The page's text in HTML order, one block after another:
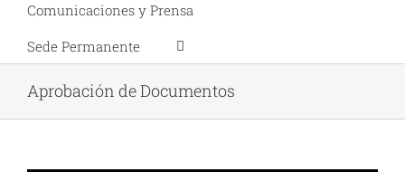
Comunicaciones y Prensa
Sede Permanente
Aprobación de Documentos